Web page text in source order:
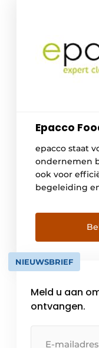
Epacco
epacco staat
ondernemen
ook voor
begeleiding
samen
samen
ook voor
en auditering
NIEUWSBRIEF
Meld u aan
ontvangen.